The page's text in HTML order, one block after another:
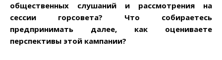
общественных слушаний и рассмотрения на
сессии горсовета? Что собираетесь
предпринимать далее, как оцениваете
перспективы этой кампании?